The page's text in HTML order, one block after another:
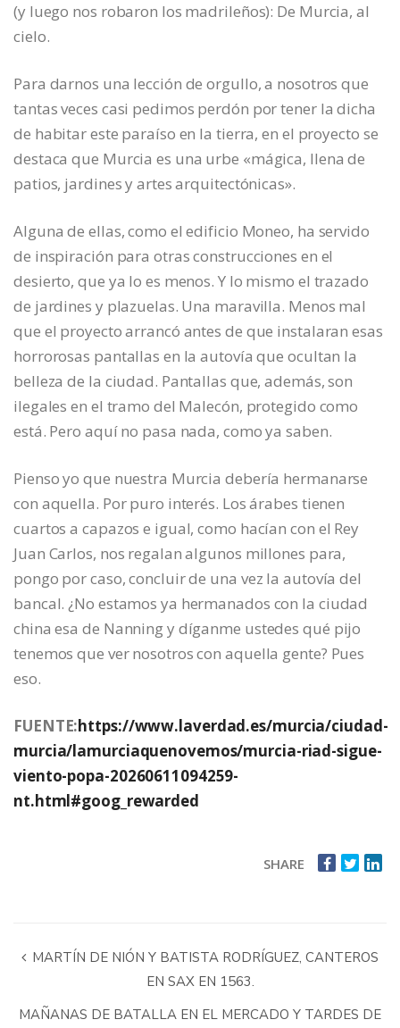
(y luego nos robaron los madrileños): De Murcia, al
cielo.
Para darnos una lección de orgullo, a nosotros que
tantas veces casi pedimos perdón por tener la dicha
de habitar este paraíso en la tierra, en el proyecto se
destaca que Murcia es una urbe «mágica, llena de
patios, jardines y artes arquitectónicas».
Alguna de ellas, como el edificio Moneo, ha servido
de inspiración para otras construcciones en el
desierto, que ya lo es menos. Y lo mismo el trazado
de jardines y plazuelas. Una maravilla. Menos mal
que el proyecto arrancó antes de que instalaran esas
horrorosas pantallas en la autovía que ocultan la
belleza de la ciudad. Pantallas que, además, son
ilegales en el tramo del Malecón, protegido como
está. Pero aquí no pasa nada, como ya saben.
Pienso yo que nuestra Murcia debería hermanarse
con aquella. Por puro interés. Los árabes tienen
cuartos a capazos e igual, como hacían con el Rey
Juan Carlos, nos regalan algunos millones para,
pongo por caso, concluir de una vez la autovía del
bancal. ¿No estamos ya hermanados con la ciudad
china esa de Nanning y díganme ustedes qué pijo
tenemos que ver nosotros con aquella gente? Pues
eso.
FUENTE:https://www.laverdad.es/murcia/ciudad-
murcia/lamurciaquenovemos/murcia-riad-sigue-
viento-popa-20260611094259-
nt.html#goog_rewarded
SHARE
MARTÍN DE NIÓN Y BATISTA RODRÍGUEZ, CANTEROS
EN SAX EN 1563.
MAÑANAS DE BATALLA EN EL MERCADO Y TARDES DE